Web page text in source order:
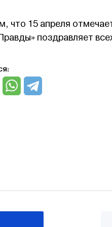
что 15 апреля
поздравляет